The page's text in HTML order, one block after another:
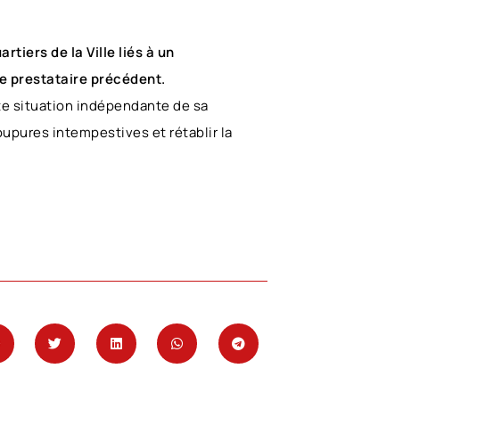
de la Ville liés à un
prestataire précédent.
situation indépendante de sa
intempestives et rétablir la